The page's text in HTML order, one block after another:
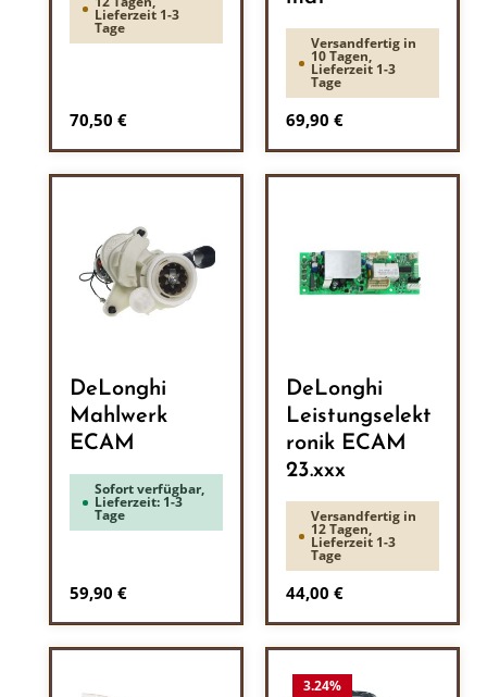
Lieferzeit 1-3
Tage
Regulärer Preis:
70,50 €
Versandfertig in
10 Tagen,
Lieferzeit 1-3
Tage
Regulärer Preis:
69,90 €
DeLonghi
Mahlwerk
ECAM
Sofort verfügbar,
Lieferzeit: 1-3
Tage
Regulärer Preis:
59,90 €
DeLonghi
Leistungselekt
ronik ECAM
23.xxx
Versandfertig in
12 Tagen,
Lieferzeit 1-3
Tage
Regulärer Preis:
44,00 €
3.24%